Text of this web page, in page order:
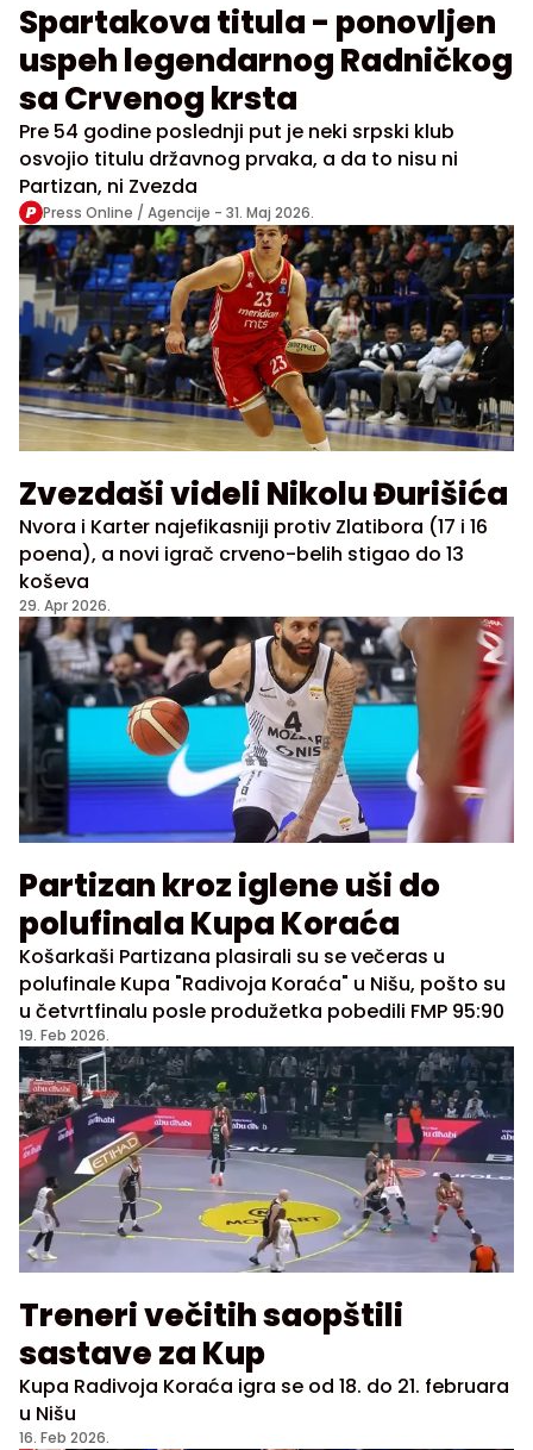
Spartakova titula - ponovljen
uspeh legendarnog Radničkog
sa Crvenog krsta
Pre 54 godine poslednji put je neki srpski klub
osvojio titulu državnog prvaka, a da to nisu ni
Partizan, ni Zvezda
Press Online / Agencije - 31. Maj 2026.
Zvezdaši videli Nikolu Đurišića
Nvora i Karter najefikasniji protiv Zlatibora (17 i 16
poena), a novi igrač crveno-belih stigao do 13
koševa
29. Apr 2026.
Partizan kroz iglene uši do
polufinala Kupa Koraća
Košarkaši Partizana plasirali su se večeras u
polufinale Kupa "Radivoja Koraća" u Nišu, pošto su
u četvrtfinalu posle produžetka pobedili FMP 95:90
19. Feb 2026.
Treneri večitih saopštili
sastave za Kup
Kupa Radivoja Koraća igra se od 18. do 21. februara
u Nišu
16. Feb 2026.